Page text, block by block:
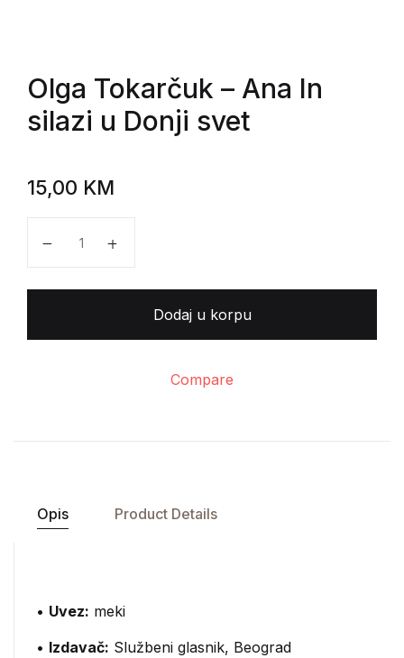
Olga Tokarčuk – Ana In
silazi u Donji svet
15,00 KM
Dodaj u korpu
Compare
Opis Product Details
• Uvez: meki
• Izdavač: Službeni glasnik, Beograd